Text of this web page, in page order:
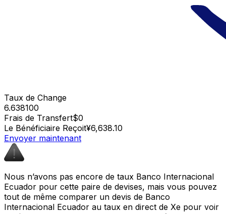
Taux de Change
6.638100
Frais de Transfert$0
Le Bénéficiaire Reçoit¥6,638.10
Envoyer maintenant
Nous n’avons pas encore de taux Banco Internacional
Ecuador pour cette paire de devises, mais vous pouvez
tout de même comparer un devis de Banco
Internacional Ecuador au taux en direct de Xe pour voir